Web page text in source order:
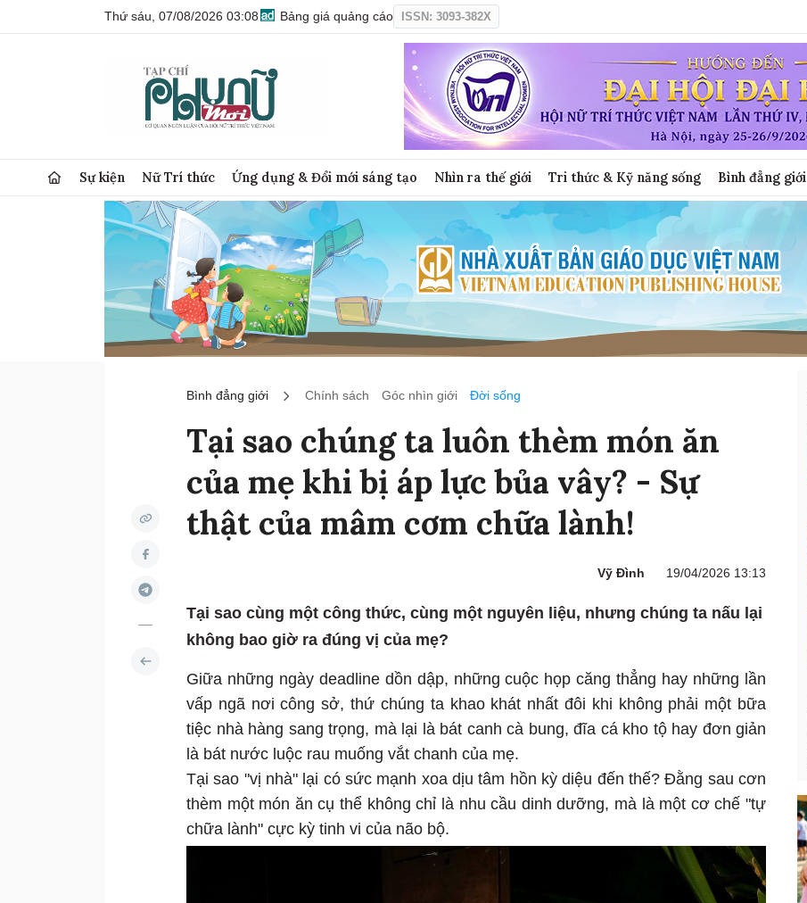
Thứ sáu, 07/08/2026 03:08 Bảng giá quảng cáo ISSN: 3093-382X
Sự kiện Nữ Trí thức Ứng dụng & Đổi mới sáng tạo Nhìn ra thế giới Tri thức & Kỹ năng sống Bình đẳng giới
Bình đẳng giới Chính sách Góc nhìn giới Đời sống
Tại sao chúng ta luôn thèm món ăn
của mẹ khi bị áp lực bủa vây? - Sự
thật của mâm cơm chữa lành!
Vỹ Đình 19/04/2026 13:13
Tại sao cùng một công thức, cùng một nguyên liệu, nhưng chúng ta nấu lại
không bao giờ ra đúng vị của mẹ?
Giữa những ngày deadline dồn dập, những cuộc họp căng thẳng hay những lần
vấp ngã nơi công sở, thứ chúng ta khao khát nhất đôi khi không phải một bữa
tiệc nhà hàng sang trọng, mà lại là bát canh cà bung, đĩa cá kho tộ hay đơn giản
là bát nước luộc rau muống vắt chanh của mẹ.
Tại sao "vị nhà" lại có sức mạnh xoa dịu tâm hồn kỳ diệu đến thế? Đằng sau cơn
thèm một món ăn cụ thể không chỉ là nhu cầu dinh dưỡng, mà là một cơ chế "tự
chữa lành" cực kỳ tinh vi của não bộ.